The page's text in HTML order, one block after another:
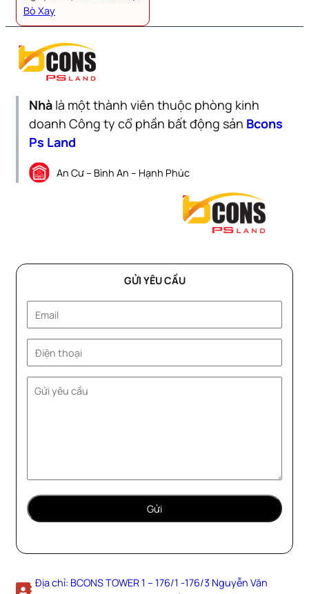
Bò Xay
Nhà là một thành viên thuộc phòng kinh
doanh Công ty cổ phần bất động sản Bcons
Ps Land
An Cư – Bình An – Hạnh Phúc
GỬI YÊU CẦU
Địa chỉ: BCONS TOWER 1 – 176/1 -176/3 Nguyễn Văn